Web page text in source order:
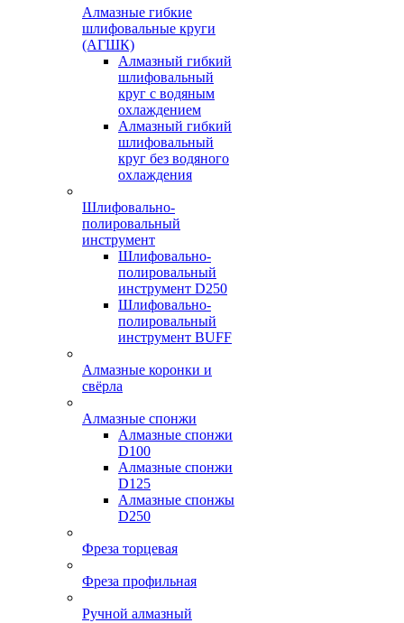
Алмазные гибкие
шлифовальные круги
(АГШК)
Алмазный гибкий
шлифовальный
круг с водяным
охлаждением
Алмазный гибкий
шлифовальный
круг без водяного
охлаждения
Шлифовально-
полировальный
инструмент
Шлифовально-
полировальный
инструмент D250
Шлифовально-
полировальный
инструмент BUFF
Алмазные коронки и
свёрла
Алмазные спонжи
Алмазные спонжи
D100
Алмазные спонжи
D125
Алмазные спонжы
D250
Фреза торцевая
Фреза профильная
Ручной алмазный